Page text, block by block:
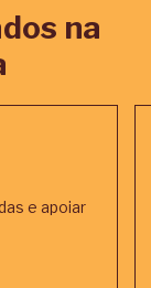
na
e apoiar